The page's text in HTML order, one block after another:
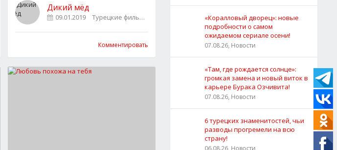
Дикий мёд
09.01.2019 Турецкие фильмы
Комментировать
«Коралловый дворец»: новые
подробности о самом
ожидаемом сериале осени!
07.08.26, Новости
«Там, где рождается солнце»:
громкая замена и новый виток в
карьере Бурака Озчивита!
07.08.26, Новости
6 турецких знаменитостей, чьи
разводы прогремели на всю
страну!
06.08.26, Новости